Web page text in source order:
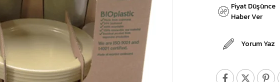
Fiyat Düşünce
Haber Ver
Yorum Yaz